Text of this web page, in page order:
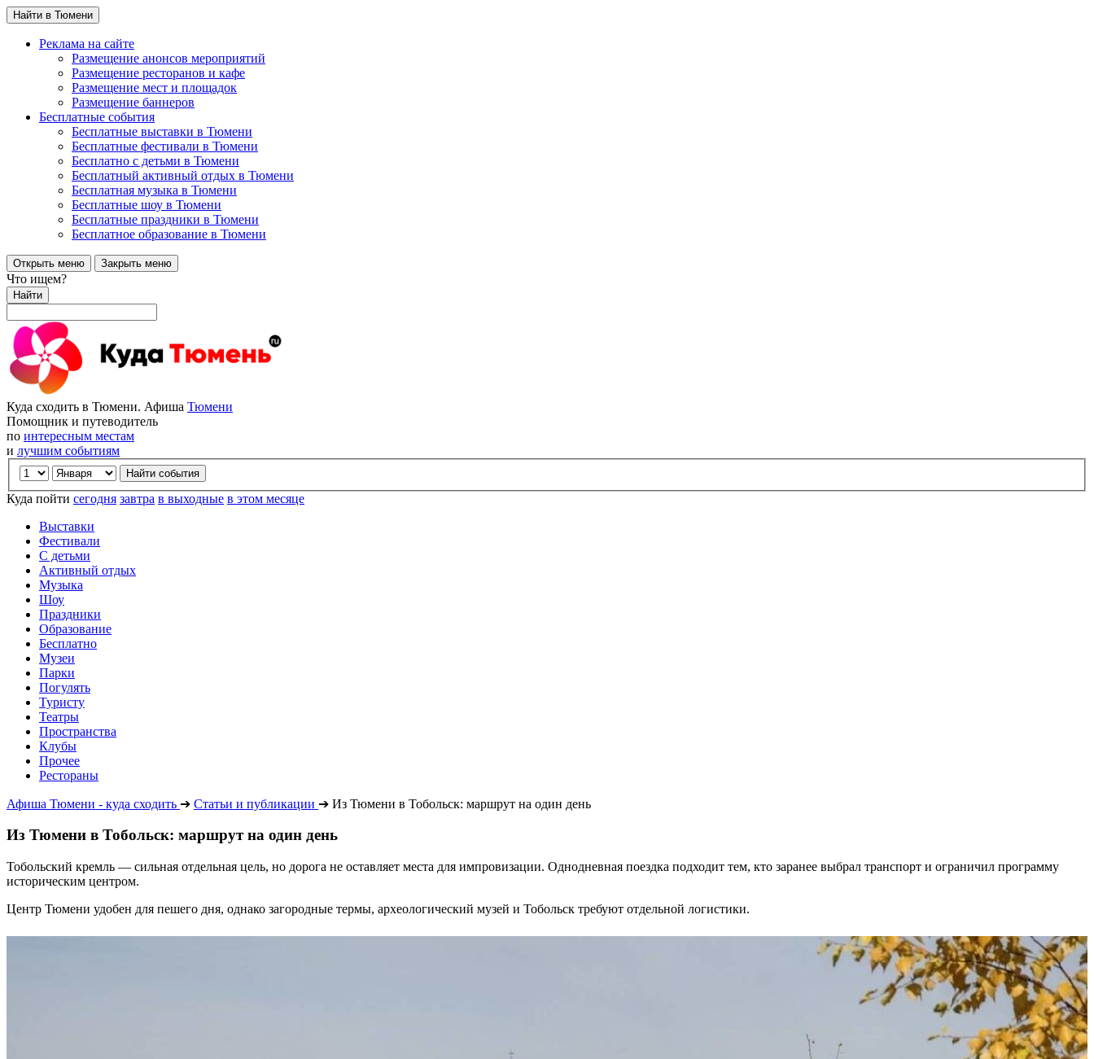
Найти в Тюмени
Реклама на сайте
Размещение анонсов мероприятий
Размещение ресторанов и кафе
Размещение мест и площадок
Размещение баннеров
Бесплатные события
Бесплатные выставки в Тюмени
Бесплатные фестивали в Тюмени
Бесплатно с детьми в Тюмени
Бесплатный активный отдых в Тюмени
Бесплатная музыка в Тюмени
Бесплатные шоу в Тюмени
Бесплатные праздники в Тюмени
Бесплатное образование в Тюмени
Открыть меню Закрыть меню
Что ищем?
Найти
Куда сходить в Тюмени. Афиша Тюмени
Помощник и путеводитель
по интересным местам
и лучшим событиям
Куда пойти сегодня завтра в выходные в этом месяце
Выставки
Фестивали
С детьми
Активный отдых
Музыка
Шоу
Праздники
Образование
Бесплатно
Музеи
Парки
Погулять
Туристу
Театры
Пространства
Клубы
Прочее
Рестораны
Афиша Тюмени - куда сходить ➔ Статьи и публикации ➔ Из Тюмени в Тобольск: маршрут на один день
Из Тюмени в Тобольск: маршрут на один день
Тобольский кремль — сильная отдельная цель, но дорога не оставляет места для импровизации. Однодневная поездка подходит тем, кто заранее выбрал транспорт и ограничил программу
историческим центром.
Центр Тюмени удобен для пешего дня, однако загородные термы, археологический музей и Тобольск требуют отдельной логистики.